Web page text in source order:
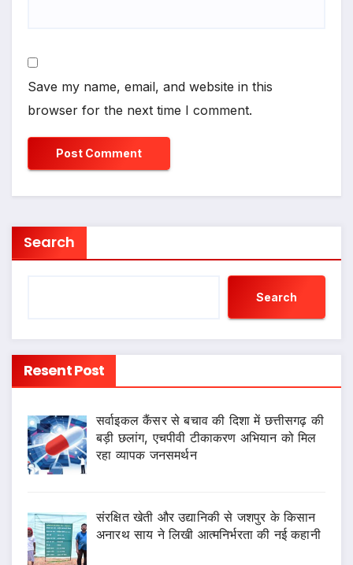
Save my name, email, and website in this
browser for the next time I comment.
Search
Search
Resent Post
सर्वाइकल कैंसर से बचाव की दिशा में छत्तीसगढ़ की
बड़ी छलांग, एचपीवी टीकाकरण अभियान को मिल
रहा व्यापक जनसमर्थन
संरक्षित खेती और उद्यानिकी से जशपुर के किसान
अनारथ साय ने लिखी आत्मनिर्भरता की नई कहानी